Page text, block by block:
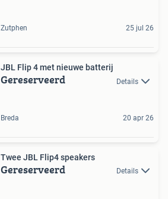
Zutphen 25 jul 26
JBL Flip 4 met nieuwe batterij
Gereserveerd Details
Breda 20 apr 26
Twee JBL Flip4 speakers
Gereserveerd Details